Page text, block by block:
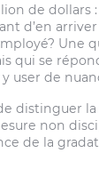
de dollars
d’en arriver
Une
qui se
user de
distinguer
non
de la